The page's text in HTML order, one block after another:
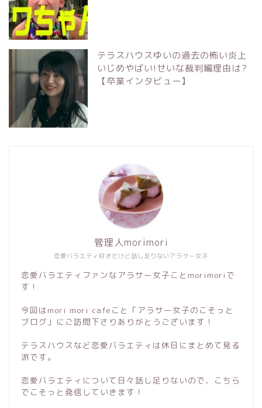
テラスハウスゆいの過去の怖い炎上
いじめやばい!せいな裁判編理由は?
【卒業インタビュー】
恋愛バラエティ好きだけど話し足りないアラサー女子
管理人morimori
恋愛バラエティファンなアラサー女子ことmorimoriで
す！
今回はmori mori cafeこと「アラサー女子のこそっと
ブログ」にご訪問下さりありがとうございます！
テラスハウスなど恋愛バラエティは休日にまとめて見る
派です。
恋愛バラエティについて日々話し足りないので、こちら
でこそっと発信していきます！